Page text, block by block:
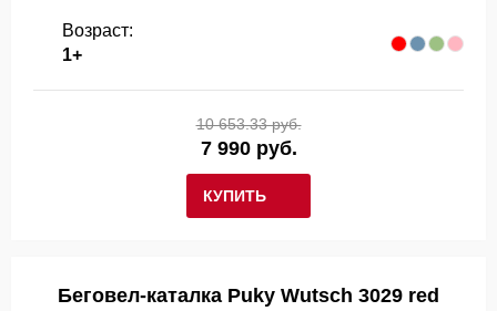
Возраст:
1+
КУПИТЬ
10 653.33 руб.
7 990 руб.
Беговел-каталка Puky Wutsch 3029 red